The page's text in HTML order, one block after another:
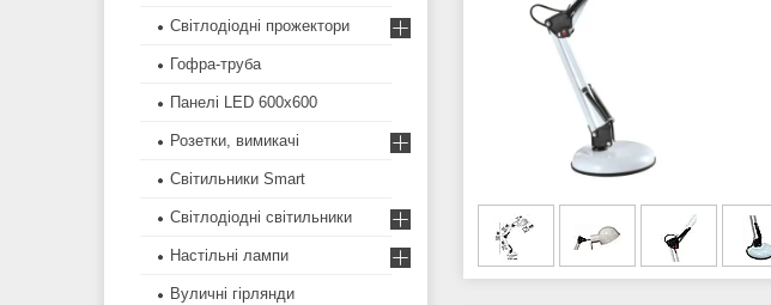
Світлодіодні прожектори
Гофра-труба
Панелі LED 600х600
Розетки, вимикачі
Світильники Smart
Світлодіодні світильники
Настільні лампи
Вуличні гірлянди